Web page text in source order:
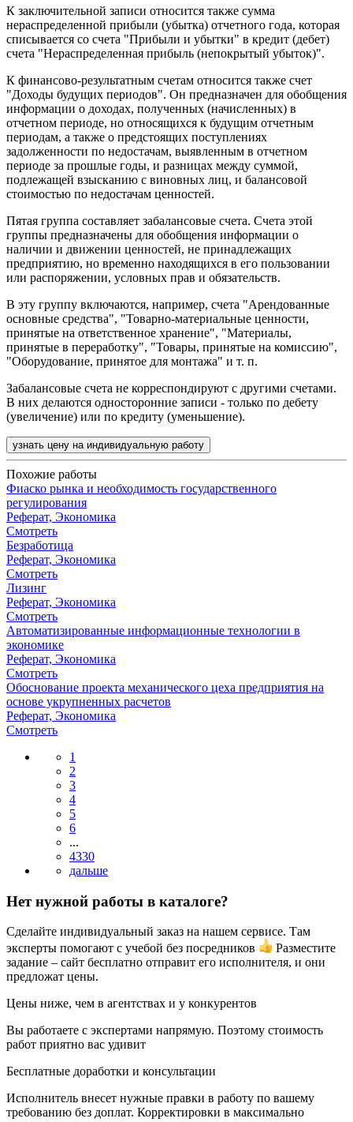
К заключительной записи относится также сумма
нераспределенной прибыли (убытка) отчетного года, которая
списывается со счета "Прибыли и убытки" в кредит (дебет)
счета "Нераспределенная прибыль (непокрытый убыток)".
К финансово-результатным счетам относится также счет
"Доходы будущих периодов". Он предназначен для обобщения
информации о доходах, полученных (начисленных) в
отчетном периоде, но относящихся к будущим отчетным
периодам, а также о предстоящих поступлениях
задолженности по недостачам, выявленным в отчетном
периоде за прошлые годы, и разницах между суммой,
подлежащей взысканию с виновных лиц, и балансовой
стоимостью по недостачам ценностей.
Пятая группа составляет забалансовые счета. Счета этой
группы предназначены для обобщения информации о
наличии и движении ценностей, не принадлежащих
предприятию, но временно находящихся в его пользовании
или распоряжении, условных прав и обязательств.
В эту группу включаются, например, счета "Арендованные
основные средства", "Товарно-материальные ценности,
принятые на ответственное хранение", "Материалы,
принятые в переработку", "Товары, принятые на комиссию",
"Оборудование, принятое для монтажа" и т. п.
Забалансовые счета не корреспондируют с другими счетами.
В них делаются односторонние записи - только по дебету
(увеличение) или по кредиту (уменьшение).
узнать цену на индивидуальную работу
Похожие работы
Фиаско рынка и необходимость государственного
регулирования
Реферат, Экономика
Смотреть
Безработица
Реферат, Экономика
Смотреть
Лизинг
Реферат, Экономика
Смотреть
Автоматизированные информационные технологии в
экономике
Реферат, Экономика
Смотреть
Обоснование проекта механического цеха предприятия на
основе укрупненных расчетов
Реферат, Экономика
Смотреть
1
2
3
4
5
6
...
4330
Нет нужной работы в каталоге?
Сделайте индивидуальный заказ на нашем сервисе. Там
эксперты помогают с учебой без посредников
Разместите
задание – сайт бесплатно отправит его исполнителя, и они
предложат цены.
Цены ниже, чем в агентствах и у конкурентов
Вы работаете с экспертами напрямую. Поэтому стоимость
работ приятно вас удивит
Бесплатные доработки и консультации
Исполнитель внесет нужные правки в работу по вашему
требованию без доплат. Корректировки в максимально